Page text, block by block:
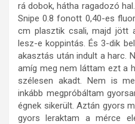
rá dobok, hátha ragadozó
Snipe 0.8 fonott 0,40-es
cm plasztik csali, majd jött
lesz-e koppintás. És 3-dik
akasztás után indult a harc.
amíg meg nem láttam ezt a
szélesen akadt. Nem is
inkább megpróbáltam
égnek sikerült. Aztán gyors
gyors leraktam a mérce